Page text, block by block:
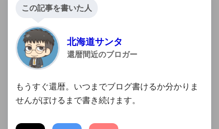
この記事を書いた人
北海道サンタ
還暦間近のブロガー
もうすぐ還暦。いつまでブログ書けるか分かりま
せんがぼけるまで書き続けます。